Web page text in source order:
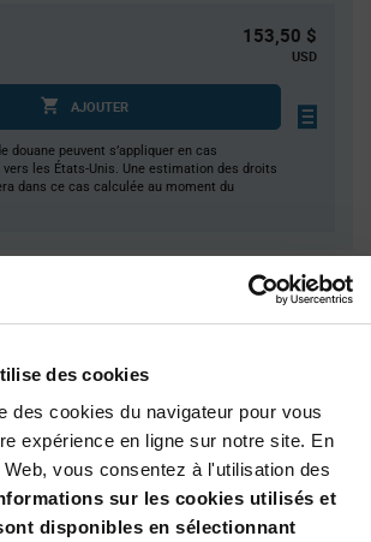
des cookies
des cookies du navigateur pour vous
expérience en ligne sur notre site. En
vous consentez à l'utilisation des
sur les cookies utilisés et
disponibles en sélectionnant
153,50 $
USD
AJOUTER
douane peuvent s’appliquer en cas
vers les États-Unis. Une estimation des droits
dans ce cas calculée au moment du
$15.25
$15.16
$15.13
$14.93